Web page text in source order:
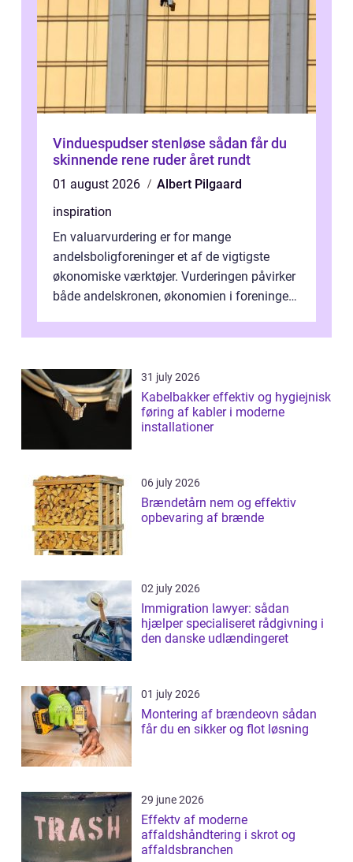
Vinduespudser stenløse sådan får du
skinnende rene ruder året rundt
01 august 2026
Albert Pilgaard
inspiration
En valuarvurdering er for mange
andelsboligforeninger et af de vigtigste
økonomiske værktøjer. Vurderingen påvirker
både andelskronen, økonomien i foreningen
31 july 2026
Kabelbakker effektiv og hygiejnisk
føring af kabler i moderne
installationer
06 july 2026
Brændetårn nem og effektiv
opbevaring af brænde
02 july 2026
Immigration lawyer: sådan
hjælper specialiseret rådgivning i
den danske udlændingeret
01 july 2026
Montering af brændeovn sådan
får du en sikker og flot løsning
29 june 2026
Effektv af moderne
affaldshåndtering i skrot og
affaldsbranchen